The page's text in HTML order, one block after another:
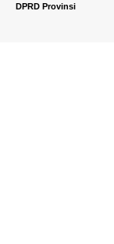
DPRD Provinsi